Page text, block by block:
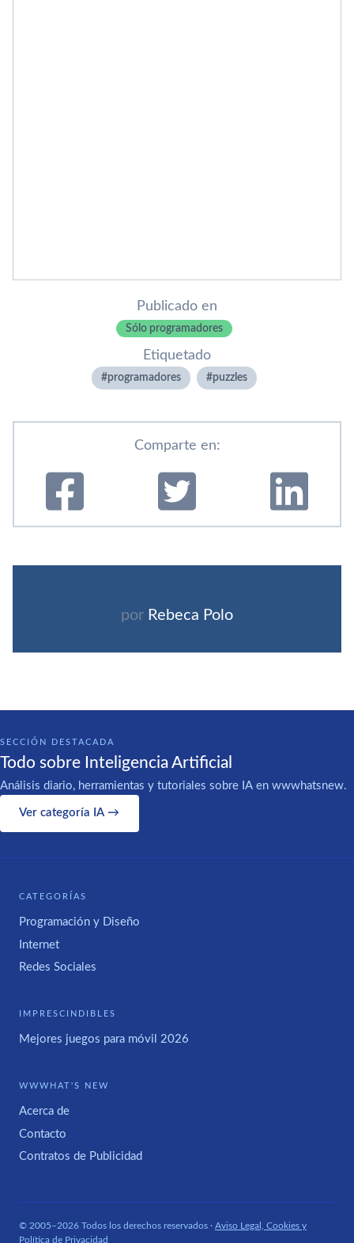
Publicado en
Sólo programadores
Etiquetado
programadores puzzles
Comparte en:
por Rebeca Polo
SECCIÓN DESTACADA
Todo sobre Inteligencia Artificial
Análisis diario, herramientas y tutoriales sobre IA en wwwhatsnew.
Ver categoría IA →
CATEGORÍAS
Programación y Diseño
Internet
Redes Sociales
IMPRESCINDIBLES
Mejores juegos para móvil 2026
WWWHAT'S NEW
Acerca de
Contacto
Contratos de Publicidad
© 2005–2026 Todos los derechos reservados · Aviso Legal, Cookies y
Política de Privacidad